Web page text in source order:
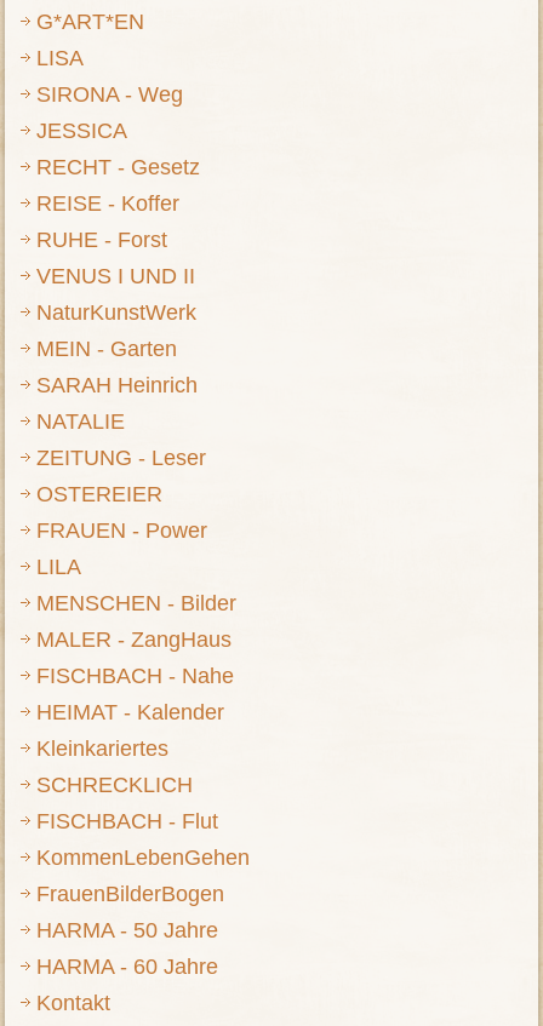
G*ART*EN
LISA
SIRONA - Weg
JESSICA
RECHT - Gesetz
REISE - Koffer
RUHE - Forst
VENUS I UND II
NaturKunstWerk
MEIN - Garten
SARAH Heinrich
NATALIE
ZEITUNG - Leser
OSTEREIER
FRAUEN - Power
LILA
MENSCHEN - Bilder
MALER - ZangHaus
FISCHBACH - Nahe
HEIMAT - Kalender
Kleinkariertes
SCHRECKLICH
FISCHBACH - Flut
KommenLebenGehen
FrauenBilderBogen
HARMA - 50 Jahre
HARMA - 60 Jahre
Kontakt